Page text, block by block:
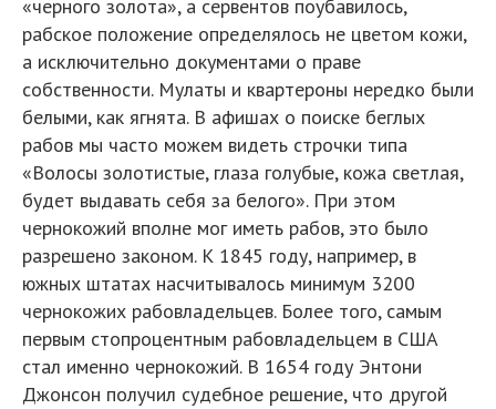
«черного золота», а сервентов поубавилось,
рабское положение определялось не цветом кожи,
а исключительно документами о праве
собственности. Мулаты и квартероны нередко были
белыми, как ягнята. В афишах о поиске беглых
рабов мы часто можем видеть строчки типа
«Волосы золотистые, глаза голубые, кожа светлая,
будет выдавать себя за белого». При этом
чернокожий вполне мог иметь рабов, это было
разрешено законом. К 1845 году, например, в
южных штатах насчитывалось минимум 3200
чернокожих рабовладельцев. Более того, самым
первым стопроцентным рабовладельцем в США
стал именно чернокожий. В 1654 году Энтони
Джонсон получил судебное решение, что другой